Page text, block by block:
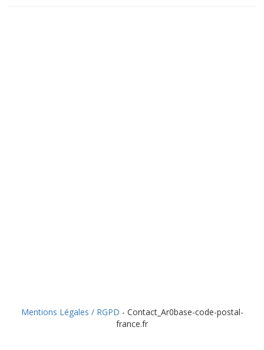
Mentions Légales / RGPD - Contact_Ar0base-code-postal-
france.fr